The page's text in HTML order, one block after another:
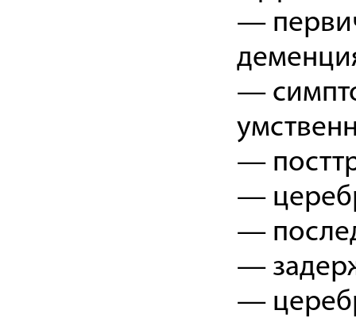
—
—
—
—
—
—
—